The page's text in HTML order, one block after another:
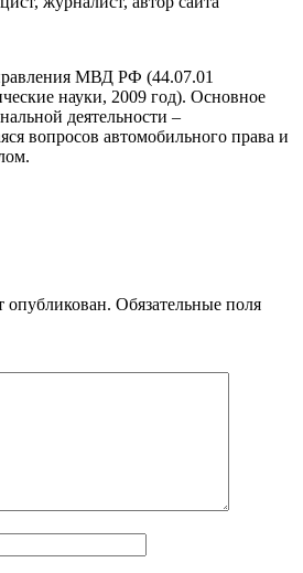
МВД РФ (44.07.01
науки, 2009 год). Основное
деятельности –
вопросов автомобильного права и
опубликован. Обязательные поля